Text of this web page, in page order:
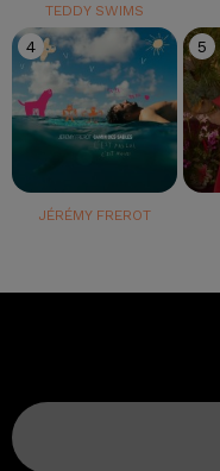
TEDDY SWIMS
4
JÉRÉMY FREROT
5